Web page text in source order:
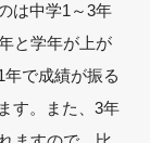
は中学1～3年
と学年が上が
で成績が振る
す。また、3年